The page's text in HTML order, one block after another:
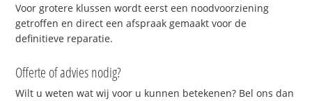
Voor grotere klussen wordt eerst een noodvoorziening
getroffen en direct een afspraak gemaakt voor de
definitieve reparatie.
Offerte of advies nodig?
Wilt u weten wat wij voor u kunnen betekenen? Bel ons dan